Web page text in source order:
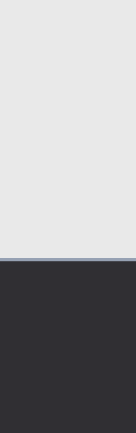
(2026) –